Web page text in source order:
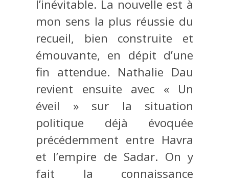
l’inévitable. La nouvelle est à
mon sens la plus réussie du
recueil, bien construite et
émouvante, en dépit d’une
fin attendue. Nathalie Dau
revient ensuite avec « Un
éveil » sur la situation
politique déjà évoquée
précédemment entre Havra
et l’empire de Sadar. On y
fait la connaissance